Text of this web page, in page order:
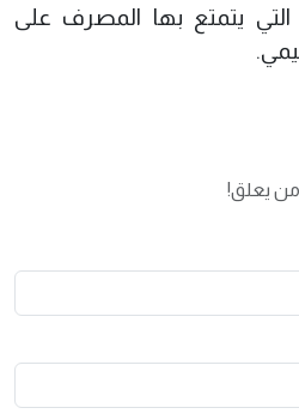
التي يتمتع بها المصرف على
من يعلق!